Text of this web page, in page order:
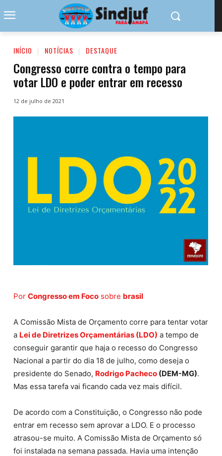
INÍCIO NOTÍCIAS DESTAQUE
Congresso corre contra o tempo para
votar LDO e poder entrar em recesso
12 de julho de 2021
Por Congresso em Foco sobre brasil
A Comissão Mista de Orçamento corre para tentar votar
a Lei de Diretrizes Orçamentárias (LDO) a tempo de
conseguir garantir que haja o recesso do Congresso
Nacional a partir do dia 18 de julho, como deseja o
presidente do Senado, Rodrigo Pacheco (DEM-MG).
Mas essa tarefa vai ficando cada vez mais difícil.
De acordo com a Constituição, o Congresso não pode
entrar em recesso sem aprovar a LDO. E o processo
atrasou-se muito. A Comissão Mista de Orçamento só
foi instalada na semana passada. Havia uma intenção